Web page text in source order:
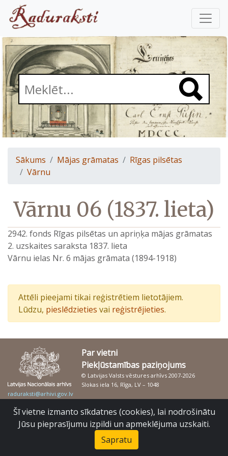
Sākums Mājas grāmatas
Rīgas pilsētas
Vārnu
Vārnu 06 (1837. lieta)
2942. fonds Rīgas pilsētas un apriņķa mājas grāmatas
2. uzskaites saraksta 1837. lieta
Vārnu ielas Nr. 6 mājas grāmata (1894-1918)
Attēli pieejami tikai reģistrētiem lietotājiem.
Lūdzu, pieslēdzieties vai reģistrējieties.
Par vietni
Piekļūstamības paziņojums
© Latvijas Valsts vēstures arhīvs 2007-2026
Slokas iela 16, Rīga, LV – 1048
raduraksti@arhivi.gov.lv
Šī vietne izmanto sīkdatnes (cookies), lai nodrošinātu
Jūsu pieprasījumu izpildi un apmeklējuma uzskaiti.
Sapratu